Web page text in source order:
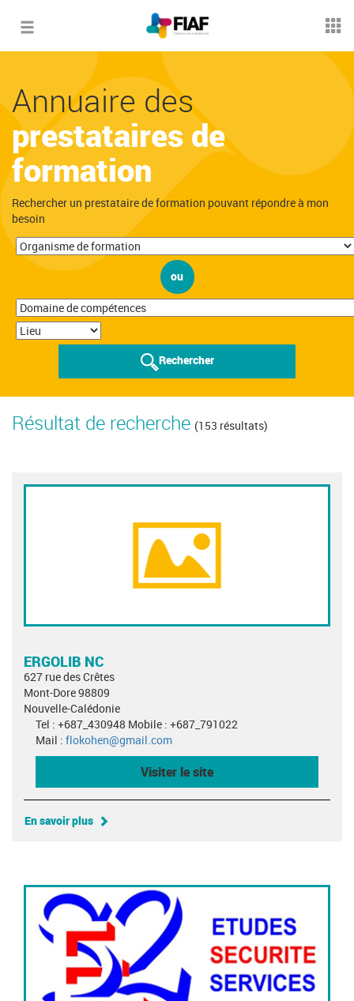
Toggle
Annuaire des
prestataires de
formation
Rechercher un prestataire de formation pouvant répondre à mon
besoin
ou
Rechercher
Résultat de recherche (153 résultats)
ERGOLIB NC
627 rue des Crêtes
Mont-Dore 98809
Nouvelle-Calédonie
Tel : +687_430948 Mobile : +687_791022
Mail : flokohen@gmail.com
Visiter le site
En savoir plus